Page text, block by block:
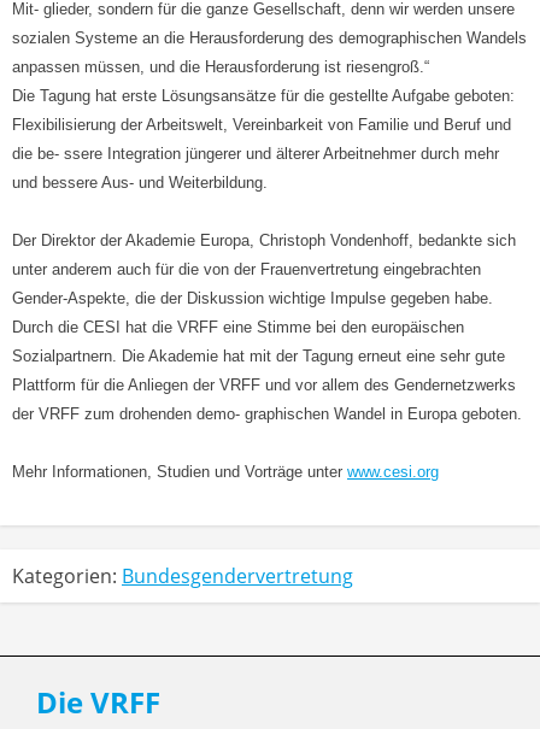
Mit- glieder, sondern für die ganze Gesellschaft, denn wir werden unsere
sozialen Systeme an die Herausforderung des demographischen Wandels
anpassen müssen, und die Herausforderung ist riesengroß.“
Die Tagung hat erste Lösungsansätze für die gestellte Aufgabe geboten:
Flexibilisierung der Arbeitswelt, Vereinbarkeit von Familie und Beruf und
die be- ssere Integration jüngerer und älterer Arbeitnehmer durch mehr
und bessere Aus- und Weiterbildung.
Der Direktor der Akademie Europa, Christoph Vondenhoff, bedankte sich
unter anderem auch für die von der Frauenvertretung eingebrachten
Gender-Aspekte, die der Diskussion wichtige Impulse gegeben habe.
Durch die CESI hat die VRFF eine Stimme bei den europäischen
Sozialpartnern. Die Akademie hat mit der Tagung erneut eine sehr gute
Plattform für die Anliegen der VRFF und vor allem des Gendernetzwerks
der VRFF zum drohenden demo- graphischen Wandel in Europa geboten.
Mehr Informationen, Studien und Vorträge unter www.cesi.org
Kategorien: Bundesgendervertretung
Die VRFF